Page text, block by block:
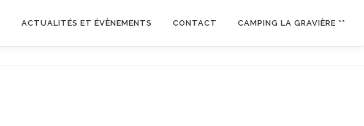
ACTUALITÉS ET ÉVÈNEMENTS CONTACT CAMPING LA GRAVIÈRE **